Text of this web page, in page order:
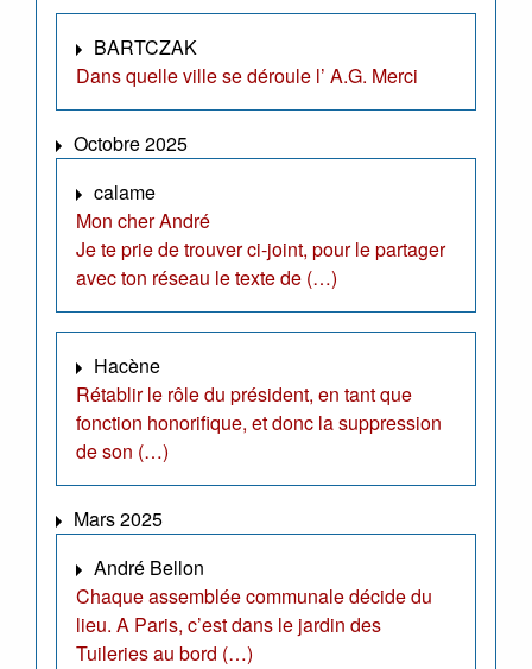
BARTCZAK
Dans quelle ville se déroule l’ A.G. Merci
Octobre 2025
calame
Mon cher André
Je te prie de trouver ci-joint, pour le partager
avec ton réseau le texte de (…)
Hacène
Rétablir le rôle du président, en tant que
fonction honorifique, et donc la suppression
de son (…)
Mars 2025
André Bellon
Chaque assemblée communale décide du
lieu. A Paris, c’est dans le jardin des
Tuileries au bord (…)